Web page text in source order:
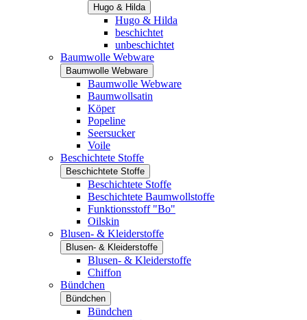
Hugo & Hilda
Hugo & Hilda
beschichtet
unbeschichtet
Baumwolle Webware
Baumwolle Webware
Baumwolle Webware
Baumwollsatin
Köper
Popeline
Seersucker
Voile
Beschichtete Stoffe
Beschichtete Stoffe
Beschichtete Stoffe
Beschichtete Baumwollstoffe
Funktionsstoff "Bo"
Oilskin
Blusen- & Kleiderstoffe
Blusen- & Kleiderstoffe
Blusen- & Kleiderstoffe
Chiffon
Bündchen
Bündchen
Bündchen